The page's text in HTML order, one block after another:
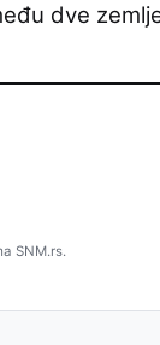
dve
SNM.rs.